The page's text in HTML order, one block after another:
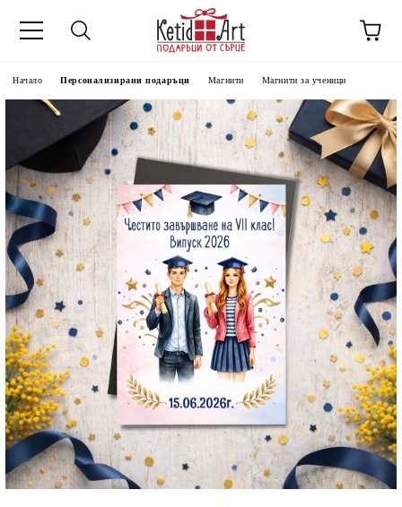
Начало Персонализирани подаръци Магнити Магнити за ученици